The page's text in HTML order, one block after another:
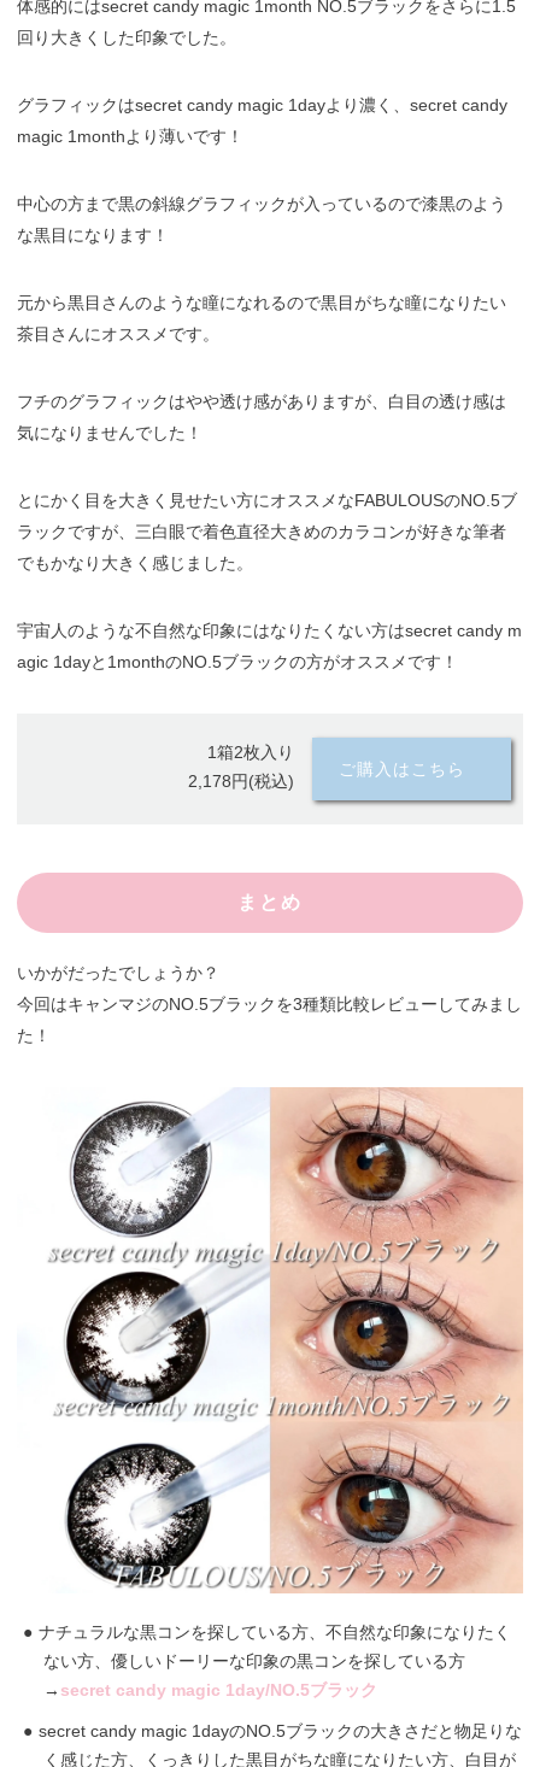
体感的にはsecret candy magic 1month NO.5ブラックをさらに1.5
回り大きくした印象でした。
グラフィックはsecret candy magic 1dayより濃く、secret candy
magic 1monthより薄いです！
中心の方まで黒の斜線グラフィックが入っているので漆黒のよう
な黒目になります！
元から黒目さんのような瞳になれるので黒目がちな瞳になりたい
茶目さんにオススメです。
フチのグラフィックはやや透け感がありますが、白目の透け感は
気になりませんでした！
とにかく目を大きく見せたい方にオススメなFABULOUSのNO.5ブ
ラックですが、三白眼で着色直径大きめのカラコンが好きな筆者
でもかなり大きく感じました。
宇宙人のような不自然な印象にはなりたくない方はsecret candy m
agic 1dayと1monthのNO.5ブラックの方がオススメです！
1箱2枚入り
2,178円(税込)
ご購入はこちら
まとめ
いかがだったでしょうか？
今回はキャンマジのNO.5ブラックを3種類比較レビューしてみまし
た！
ナチュラルな黒コンを探している方、不自然な印象になりたく
ない方、優しいドーリーな印象の黒コンを探している方
→ secret candy magic 1day/NO.5ブラック
secret candy magic 1dayのNO.5ブラックの大きさだと物足りな
く感じた方、くっきりした黒目がちな瞳になりたい方、白目が